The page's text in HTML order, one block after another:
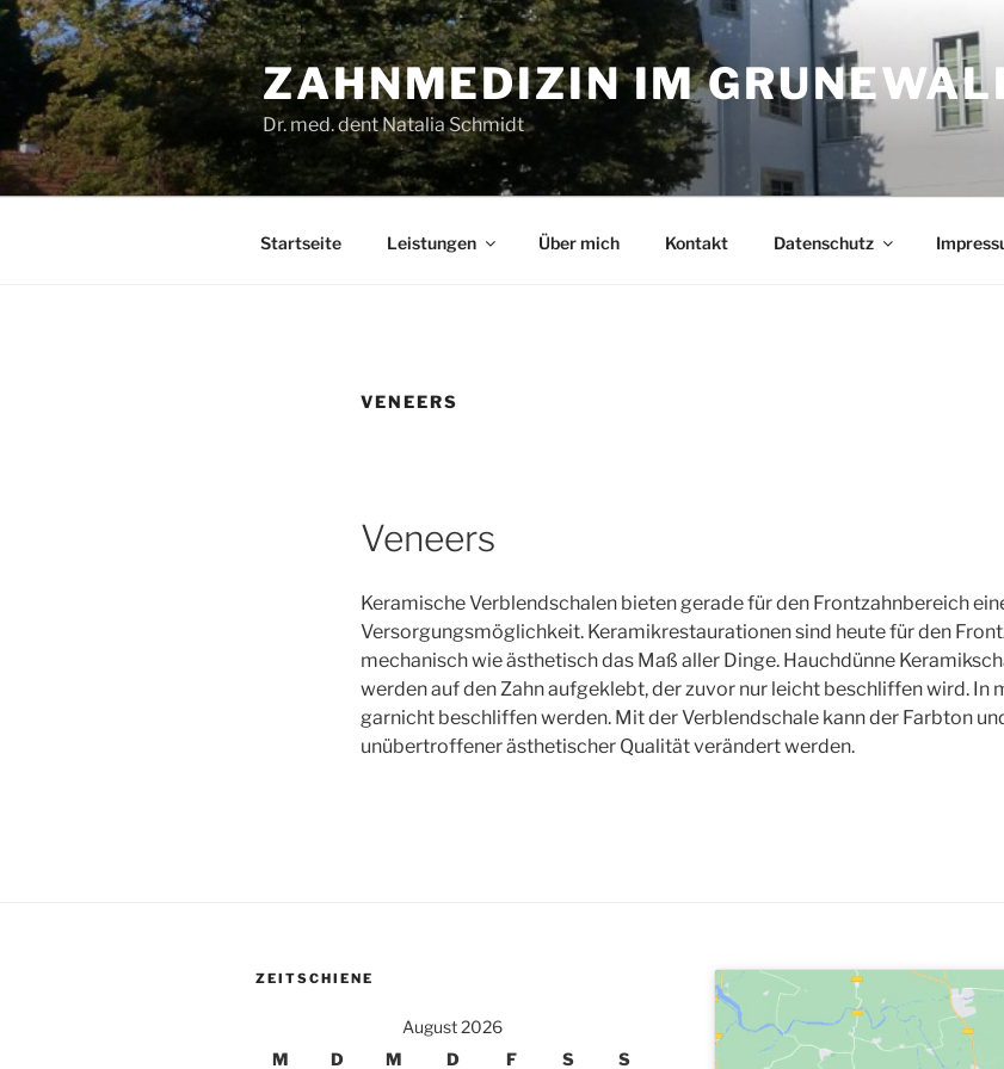
Zum
Inhalt
springen
ZAHNMEDIZIN IM
Dr. med. dent Natalia Schmidt
Startseite Leistungen Über mich Kontakt Datenschutz
VENEERS
Veneers
Keramische Verblendschalen bieten gerade für den Frontzahnbereich
Versorgungsmöglichkeit. Keramikrestaurationen sind heute für den
mechanisch wie ästhetisch das Maß aller Dinge. Hauchdünne
werden auf den Zahn aufgeklebt, der zuvor nur leicht beschliffen wird. In
garnicht beschliffen werden. Mit der Verblendschale kann der Farbton
unübertroffener ästhetischer Qualität verändert werden.
ZEITSCHIENE
August 2026
M
D M D F S S